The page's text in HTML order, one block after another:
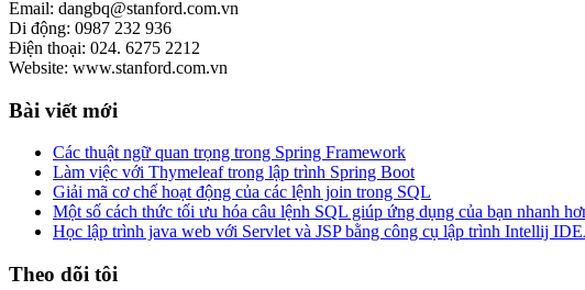
Email: dangbq@stanford.com.vn
Di động: 0987 232 936
Điện thoại: 024. 6275 2212
Website: www.stanford.com.vn
Bài viết mới
Các thuật ngữ quan trọng trong Spring Framework
Làm việc với Thymeleaf trong lập trình Spring Boot
Giải mã cơ chế hoạt động của các lệnh join trong SQL
Một số cách thức tối ưu hóa câu lệnh SQL giúp ứng dụng của bạn nhanh
Học lập trình java web với Servlet và JSP bằng công cụ lập trình Intellij
Theo dõi tôi